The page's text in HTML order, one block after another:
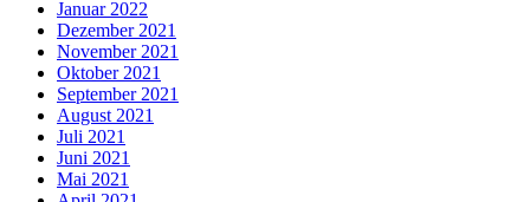
Januar 2022
Dezember 2021
November 2021
Oktober 2021
September 2021
August 2021
Juli 2021
Juni 2021
Mai 2021